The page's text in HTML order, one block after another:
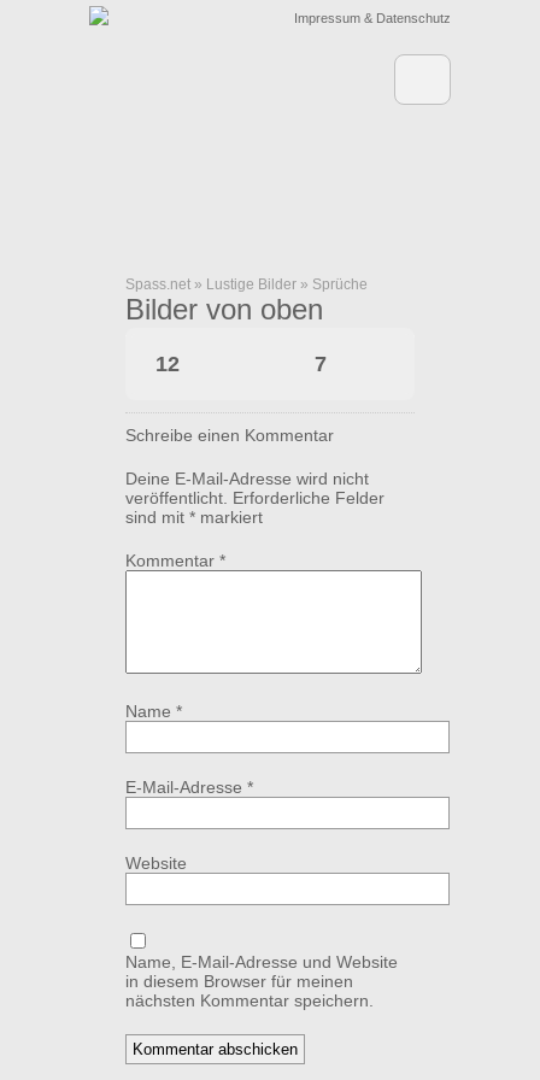
Impressum & Datenschutz
Spass.net » Lustige Bilder » Sprüche
Bilder von oben
12 7
Schreibe einen Kommentar
Deine E-Mail-Adresse wird nicht
veröffentlicht. Erforderliche Felder
sind mit * markiert
Kommentar *
Name *
E-Mail-Adresse *
Website
Name, E-Mail-Adresse und Website
in diesem Browser für meinen
nächsten Kommentar speichern.